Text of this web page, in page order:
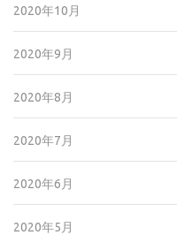
2020年10月
2020年9月
2020年8月
2020年7月
2020年6月
2020年5月